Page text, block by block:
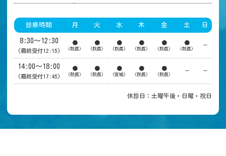
休診日：土曜午後・日曜・祝日
診療時間 月 火 水 木 金 土 日
8:30～12:30
(最終受付12:15)
●
(院長)
●
(院長)
●
(院長)
●
(院長)
●
(院長)
●
(院長)
－
14:00～18:00
(最終受付17:45)
●
(院長)
●
(院長)
●
(宮城)
●
(院長)
●
(院長)
－ －